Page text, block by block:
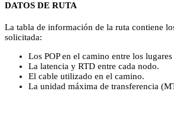
DATOS DE RUTA
La tabla de información de la ruta contiene
solicitada:
Los POP en el camino entre los
La latencia y RTD entre cada nodo.
El cable utilizado en el camino.
La unidad máxima de transferencia